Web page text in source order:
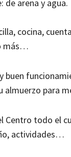
de arena y agua.
cocina,
más…
buen
almuerzo para
Centro todo el
actividades…